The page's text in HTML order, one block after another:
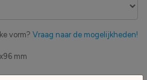
mm
vorm? Vraag naar de mogelijkheden!